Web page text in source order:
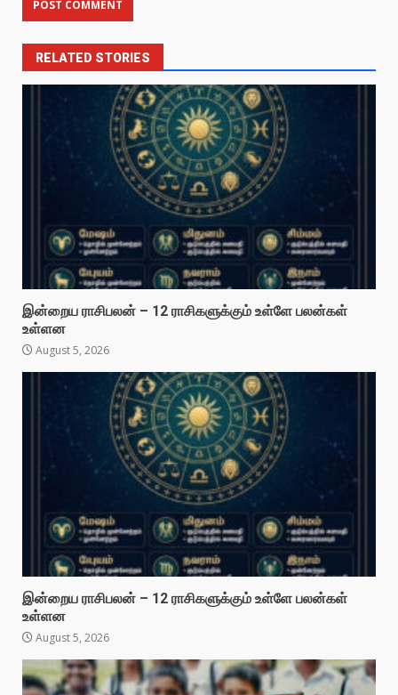
RELATED STORIES
இன்றைய ராசிபலன் – 12 ராசிகளுக்கும் உள்ளே பலன்கள்
உள்ளன
August 5, 2026
இன்றைய ராசிபலன் – 12 ராசிகளுக்கும் உள்ளே பலன்கள்
உள்ளன
August 5, 2026